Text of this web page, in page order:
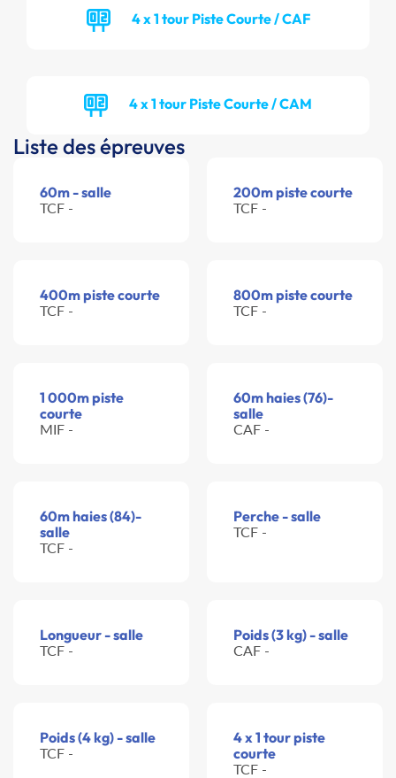
4 x 1 tour Piste Courte / CAF
4 x 1 tour Piste Courte / CAM
Liste des épreuves
60m - salle
TCF -
200m piste courte
TCF -
400m piste courte
TCF -
800m piste courte
TCF -
1 000m piste
courte
MIF -
60m haies (76)-
salle
CAF -
60m haies (84)-
salle
TCF -
Perche - salle
TCF -
Longueur - salle
TCF -
Poids (3 kg) - salle
CAF -
Poids (4 kg) - salle
TCF -
4 x 1 tour piste
courte
TCF -